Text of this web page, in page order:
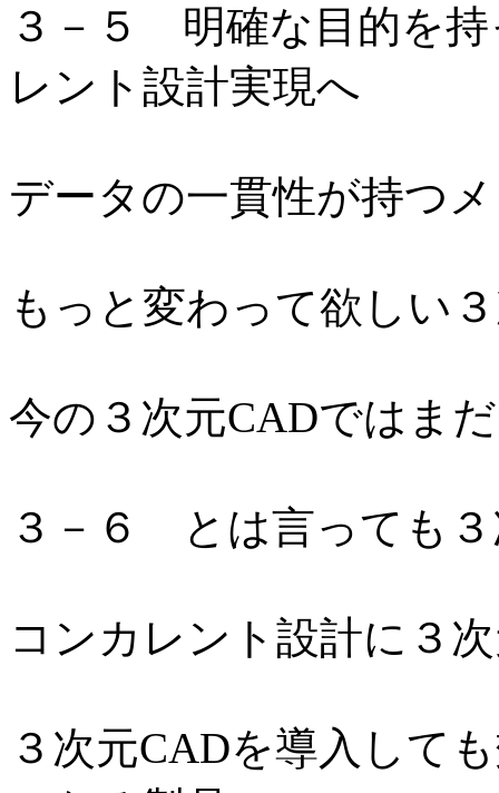
３－５ 明確な目的を持
レント設計実現へ
データの一貫性が持つ
もっと変わって欲しい
今の３次元CADではま
３－６ とは言っても
コンカレント設計に３
３次元CADを導入して